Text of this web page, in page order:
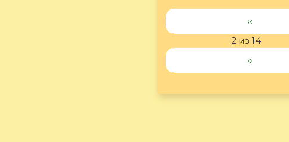
‹‹
2 из 14
››